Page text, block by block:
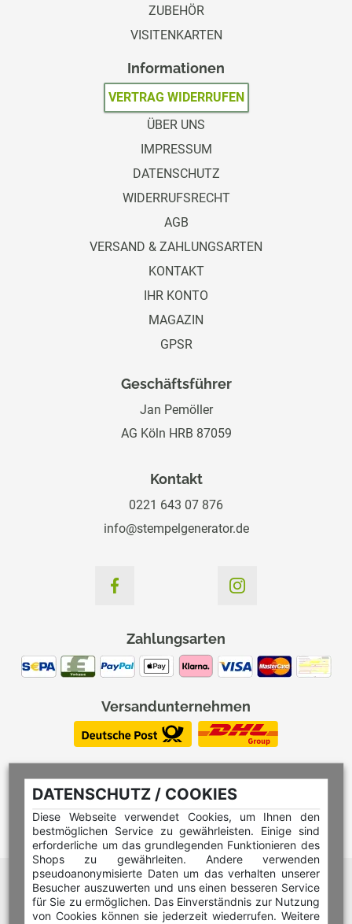
DATENSCHUTZ / COOKIES
Diese Webseite verwendet Cookies, um Ihnen den
bestmöglichen Service zu gewährleisten. Einige sind
erforderliche um das grundlegenden Funktionieren des
Shops zu gewährleiten. Andere verwenden
pseudoanonymisierte Daten um das verhalten unserer
Besucher auszuwerten und uns einen besseren Service
für Sie zu ermöglichen. Das Einverständnis zur Nutzung
von Cookies können sie jederzeit wiederrufen. Weitere
ZUBEHÖR
VISITENKARTEN
Informationen
VERTRAG WIDERRUFEN
ÜBER UNS
IMPRESSUM
DATENSCHUTZ
WIDERRUFSRECHT
AGB
VERSAND & ZAHLUNGSARTEN
KONTAKT
IHR KONTO
MAGAZIN
GPSR
Geschäftsführer
Jan Pemöller
AG Köln HRB 87059
Kontakt
0221 643 07 876
info@stempelgenerator.de
Zahlungsarten
Versandunternehmen
Hilfe Editor
Hilfe Multicolorstempel